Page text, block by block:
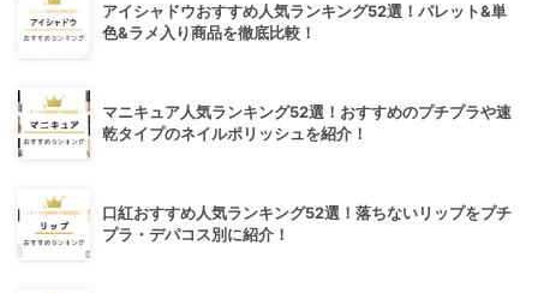
アイシャドウおすすめ人気ランキング52選！パレット&単
色&ラメ入り商品を徹底比較！
マニキュア人気ランキング52選！おすすめのプチプラや速
乾タイプのネイルポリッシュを紹介！
口紅おすすめ人気ランキング52選！落ちないリップをプチ
プラ・デパコス別に紹介！